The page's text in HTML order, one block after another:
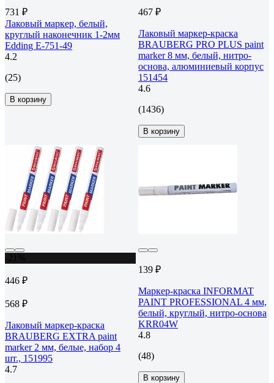
731 ₽
Лаковый маркер, белый,
круглый наконечник 1-2мм
Edding E-751-49
4.2
(25)
В корзину
467 ₽
Лаковый маркер-краска
BRAUBERG PRO PLUS paint
marker 8 мм, белый, нитро-
основа, алюминиевый корпус
151454
4.6
(1436)
В корзину
446 ₽
568 ₽
Лаковый маркер-краска
BRAUBERG EXTRA paint
marker 2 мм, белые, набор 4
шт., 151995
4.7
139 ₽
Маркер-краска INFORMAT
PAINT PROFESSIONAL 4 мм,
белый, круглый, нитро-основа
KRR04W
4.8
(48)
В корзину